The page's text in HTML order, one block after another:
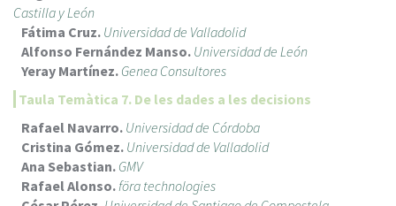
Castilla y León
Fátima Cruz. Universidad de Valladolid
Alfonso Fernández Manso. Universidad de León
Yeray Martínez. Genea Consultores
Taula Temàtica 7. De les dades a les decisions
Rafael Navarro. Universidad de Córdoba
Cristina Gómez. Universidad de Valladolid
Ana Sebastian. GMV
Rafael Alonso.föra technologies